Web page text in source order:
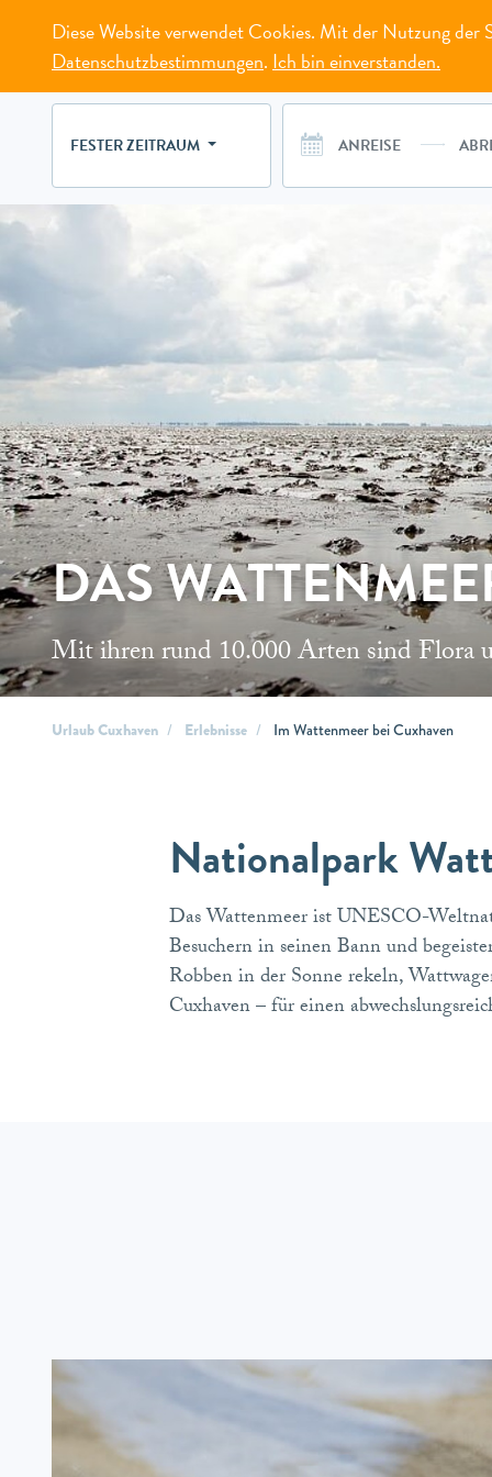
MENÜ
FESTER ZEITRAUM
DAS
Mit ihren rund 10.000 Arten sind Flora
Urlaub Cuxhaven Erlebnisse Im Wattenmeer bei Cuxhaven
Nationalpark
Das Wattenmeer ist UNESCO-
Besuchern in seinen Bann und
Robben in der Sonne rekeln,
Cuxhaven – für einen
Diese Website verwendet Cookies. Mit der Nutzung
Datenschutzbestimmungen. Ich bin einverstanden.